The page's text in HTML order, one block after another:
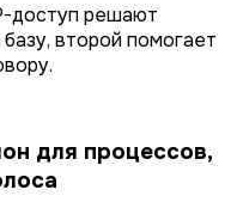
доступ решают
второй помогает
для процессов,